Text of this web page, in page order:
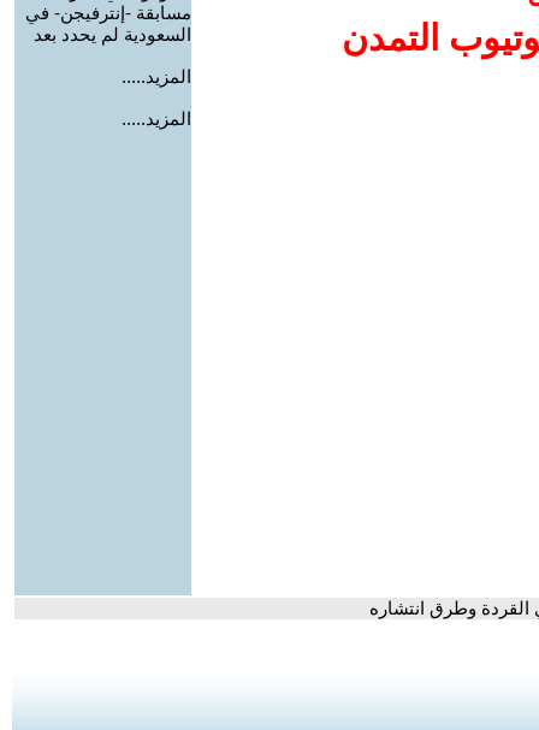
التمدن
مسابقة -إنترفيجن- في
السعودية لم يحدد بعد
المزيد.....
المزيد.....
وطرق انتشاره